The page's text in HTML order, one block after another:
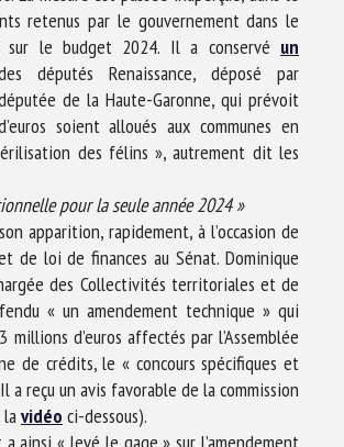
retenus par le gouvernement dans le
sur le budget 2024. Il a conservé un
députés Renaissance, déposé par
de la Haute-Garonne, qui prévoit
soient alloués aux communes en
des félins », autrement dit les
pour la seule année 2024 »
apparition, rapidement, à l’occasion de
de loi de finances au Sénat. Dominique
des Collectivités territoriales et de
« un amendement technique » qui
millions d’euros affectés par l’Assemblée
de crédits, le « concours spécifiques et
a reçu un avis favorable de la commission
lavidéo ci-dessous).
ce formulaire, j'accepte que les
soient utilisées dans le cadre de la
BEA. *
de * sont obligatoires